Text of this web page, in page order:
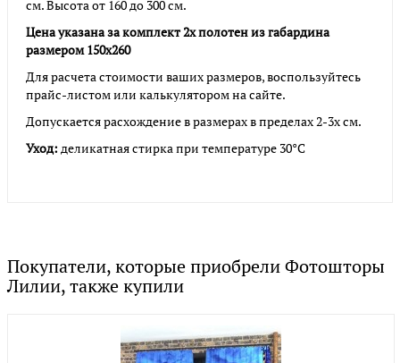
см. Высота от 160 до 300 см.
Цена указана за комплект 2х полотен из габардина
размером 150х260
Для расчета стоимости ваших размеров, воспользуйтесь
прайс-листом или калькулятором на сайте.
Допускается расхождение в размерах в пределах 2-3х см.
Уход: деликатная стирка при температуре 30°С
Покупатели, которые приобрели Фотошторы
Лилии, также купили